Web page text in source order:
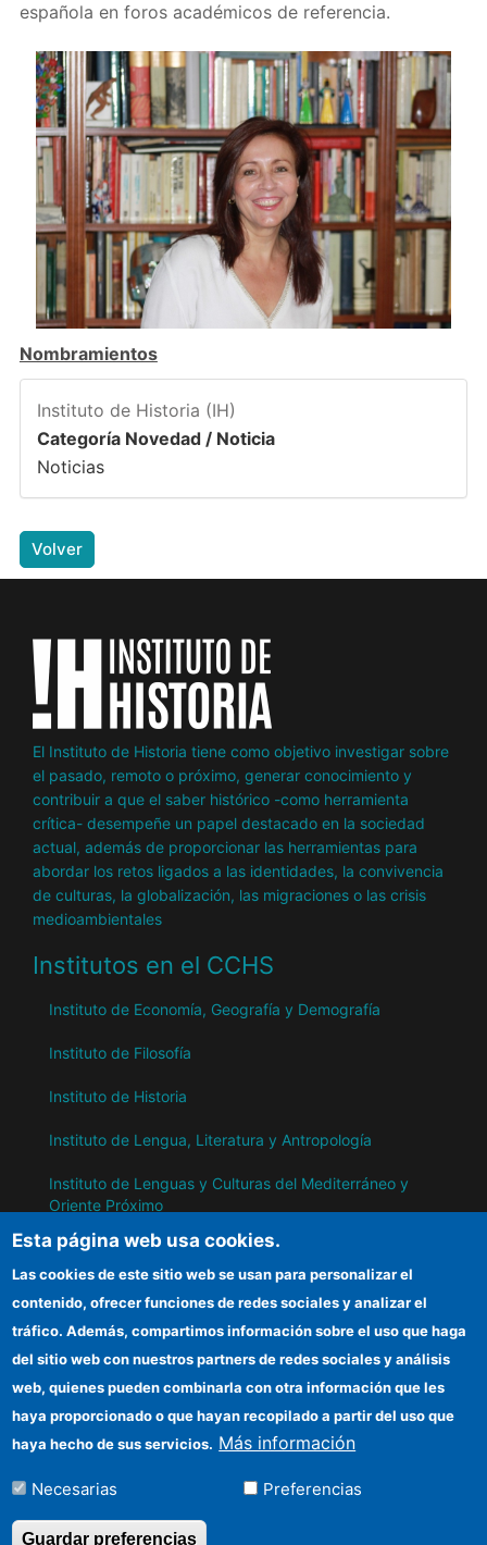
española en foros académicos de referencia.
Nombramientos
Instituto de Historia (IH)
Categoría Novedad / Noticia
Noticias
Volver
El Instituto de Historia tiene como objetivo investigar sobre
el pasado, remoto o próximo, generar conocimiento y
contribuir a que el saber histórico -como herramienta
crítica- desempeñe un papel destacado en la sociedad
actual, además de proporcionar las herramientas para
abordar los retos ligados a las identidades, la convivencia
de culturas, la globalización, las migraciones o las crisis
medioambientales
Institutos en el CCHS
Instituto de Economía, Geografía y Demografía
Instituto de Filosofía
Instituto de Historia
Instituto de Lengua, Literatura y Antropología
Instituto de Lenguas y Culturas del Mediterráneo y
Oriente Próximo
Instituto de Políticas y Bienes Públicos
IH
Sede electrónica CSIC
Información para proveedores
Organismos financiadores
Cómo llegar
Esta página web usa cookies.
Las cookies de este sitio web se usan para personalizar el
contenido, ofrecer funciones de redes sociales y analizar el
tráfico. Además, compartimos información sobre el uso que haga
del sitio web con nuestros partners de redes sociales y análisis
web, quienes pueden combinarla con otra información que les
haya proporcionado o que hayan recopilado a partir del uso que
haya hecho de sus servicios. Más información
Necesarias Preferencias
Guardar preferencias